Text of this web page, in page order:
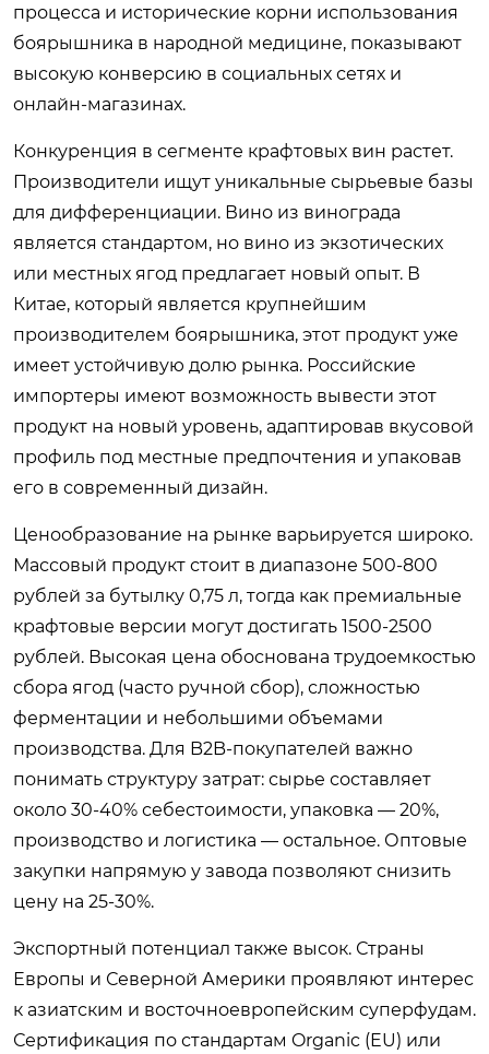
процесса и исторические корни использования
боярышника в народной медицине, показывают
высокую конверсию в социальных сетях и
онлайн-магазинах.
Конкуренция в сегменте крафтовых вин растет.
Производители ищут уникальные сырьевые базы
для дифференциации. Вино из винограда
является стандартом, но вино из экзотических
или местных ягод предлагает новый опыт. В
Китае, который является крупнейшим
производителем боярышника, этот продукт уже
имеет устойчивую долю рынка. Российские
импортеры имеют возможность вывести этот
продукт на новый уровень, адаптировав вкусовой
профиль под местные предпочтения и упаковав
его в современный дизайн.
Ценообразование на рынке варьируется широко.
Массовый продукт стоит в диапазоне 500-800
рублей за бутылку 0,75 л, тогда как премиальные
крафтовые версии могут достигать 1500-2500
рублей. Высокая цена обоснована трудоемкостью
сбора ягод (часто ручной сбор), сложностью
ферментации и небольшими объемами
производства. Для B2B-покупателей важно
понимать структуру затрат: сырье составляет
около 30-40% себестоимости, упаковка — 20%,
производство и логистика — остальное. Оптовые
закупки напрямую у завода позволяют снизить
цену на 25-30%.
Экспортный потенциал также высок. Страны
Европы и Северной Америки проявляют интерес
к азиатским и восточноевропейским суперфудам.
Сертификация по стандартам Organic (EU) или